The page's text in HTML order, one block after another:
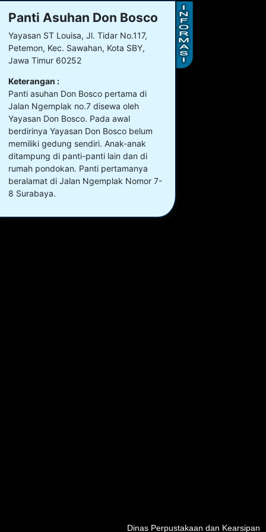
Dinas Perpustakaan dan Kearsipan
Panti Asuhan Don Bosco
Yayasan ST Louisa, Jl. Tidar No.117,
Petemon, Kec. Sawahan, Kota SBY,
Jawa Timur 60252
Keterangan :
Panti asuhan Don Bosco pertama di
Jalan Ngemplak no.7 disewa oleh
Yayasan Don Bosco. Pada awal
berdirinya Yayasan Don Bosco belum
memiliki gedung sendiri. Anak-anak
ditampung di panti-panti lain dan di
rumah pondokan. Panti pertamanya
beralamat di Jalan Ngemplak Nomor 7-
8 Surabaya.